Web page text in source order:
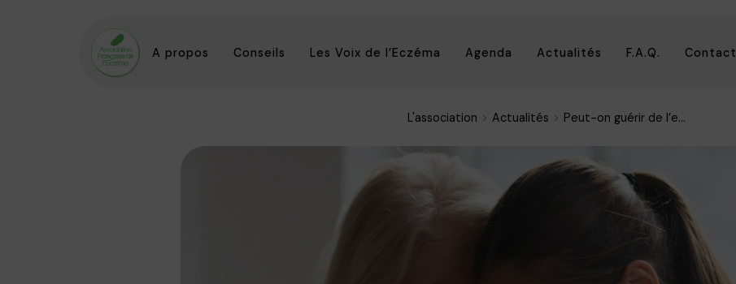
A propos Conseils Les Voix de l’Eczéma Agenda Actualités F.A.Q. Contact
L'association Actualités Peut-on guérir de l’e...